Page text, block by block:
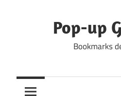
Pop-up
Bookmarks